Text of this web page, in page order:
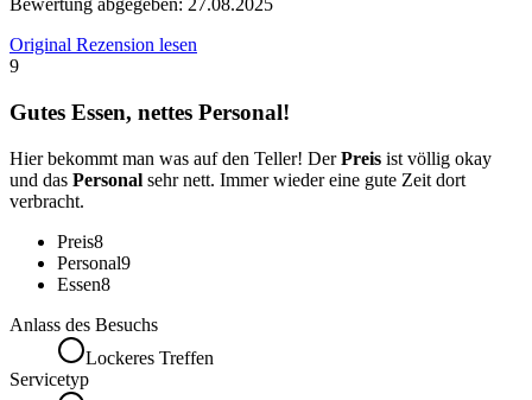
Bewertung abgegeben: 27.08.2025
Original Rezension lesen
9
Gutes Essen, nettes Personal!
Hier bekommt man was auf den Teller! DerPreis ist völlig okay
und das Personal sehr nett. Immer wieder eine gute Zeit dort
verbracht.
Preis8
Personal9
Essen8
Anlass des Besuchs
Lockeres Treffen
Servicetyp